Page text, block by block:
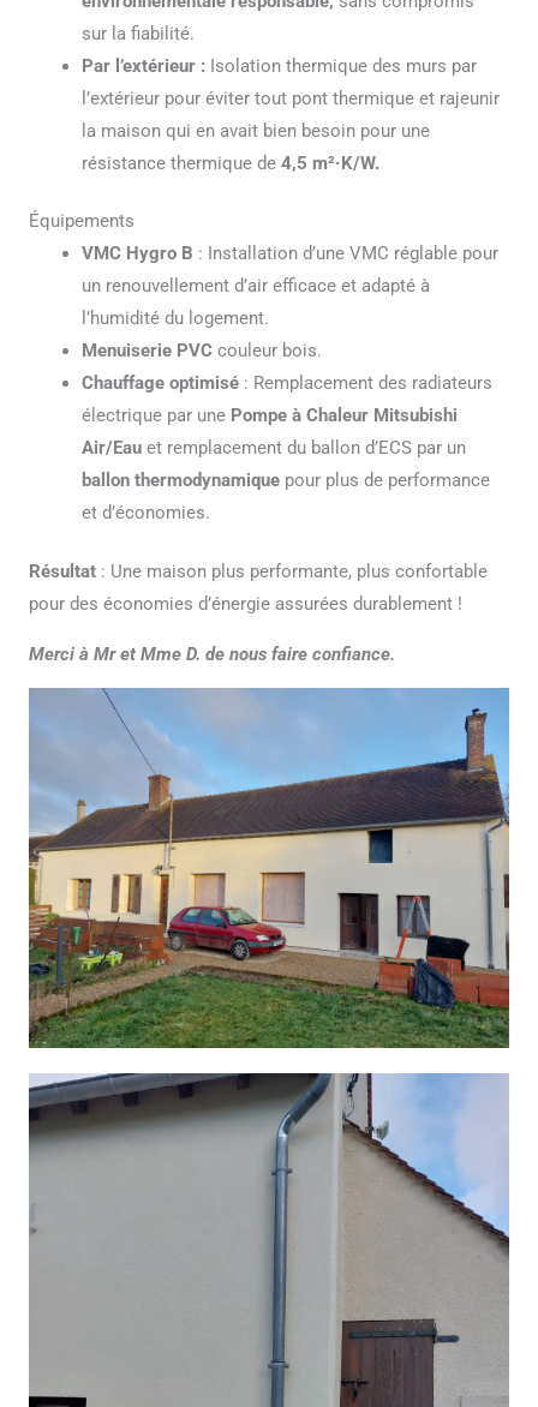
sur la fiabilité.
Par l’extérieur : Isolation thermique des murs par
l’extérieur pour éviter tout pont thermique et rajeunir
la maison qui en avait bien besoin pour une
résistance thermique de 4,5 m²·K/W.
Équipements
VMC Hygro B : Installation d’une VMC réglable pour
un renouvellement d’air efficace et adapté à
l’humidité du logement.
Menuiserie PVCcouleur bois.
Chauffage optimisé: Remplacement des radiateurs
électrique par une Pompe à Chaleur Mitsubishi
Air/Eauet remplacement du ballon d’ECS par un
ballon thermodynamiquepour plus de performance
et d’économies.
Résultat : Une maison plus performante, plus confortable
pour des économies d’énergie assurées durablement !
Merci à Mr et Mme D. de nous faire confiance.